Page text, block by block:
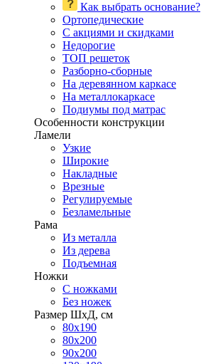
Как выбрать основание?
Ортопедические
С акциями и скидками
Недорогие
ТОП решеток
Разборно-сборные
На деревянном каркасе
На металлокаркасе
Подиумы под матрас
Особенности конструкции
Ламели
Узкие
Широкие
Накладные
Врезные
Регулируемые
Безламельные
Рама
Из металла
Из дерева
Подъемная
Ножки
С ножками
Без ножек
Размер ШхД, см
80х190
80х200
90х200